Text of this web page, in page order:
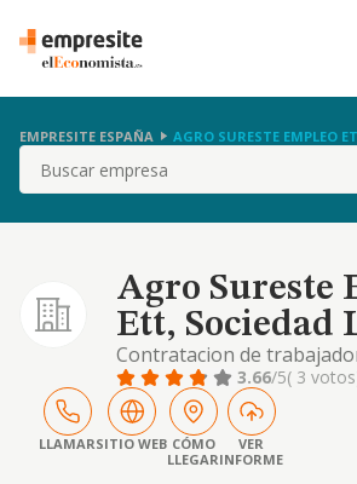
EMPRESITE ESPAÑA AGRO SURESTE EMPLEO
Buscar
Agro Sureste
Ett, Sociedad
Contratacion de
cedidos con caracter
usuarias. agencia de
para la cualificacion
la normativa especifica de
asesoramiento y
3.66/5( 3
LLAMARSITIO WEB CÓMO
LLEGAR
VER
INFORME